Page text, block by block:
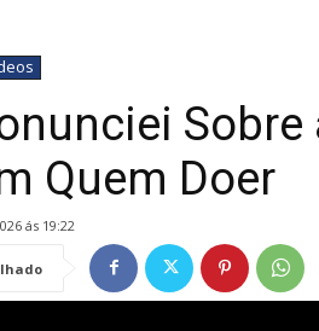
Sobre
Quem Doer
ás 19:22